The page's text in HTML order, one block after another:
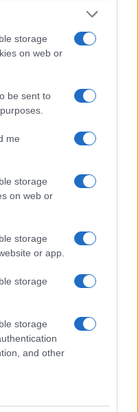
storage
on web or
be sent to
me
storage
on web or
storage
or app.
storage
storage
and other
in podaji v kazenski
domačo igralko in
še prosti strel
Lovrečeva na
bo že čez
naslednja domača
Šaleškem